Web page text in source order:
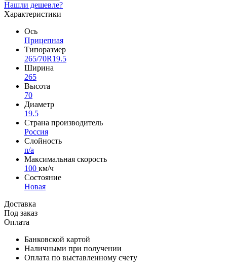
Нашли дешевле?
Характеристики
Ось
Прицепная
Типоразмер
265/70R19.5
Ширина
265
Высота
70
Диаметр
19.5
Страна производитель
Россия
Слойность
n/a
Максимальная скорость
100 км/ч
Состояние
Новая
Доставка
Под заказ
Оплата
Банковской картой
Наличными при получении
Оплата по выставленному счету